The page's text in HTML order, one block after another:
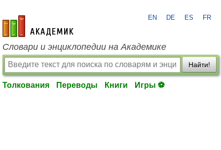
academic.ru
EN DE ES FR
Словари и энциклопедии на Академике
Найти!
Толкования Переводы Книги Игры ⚽